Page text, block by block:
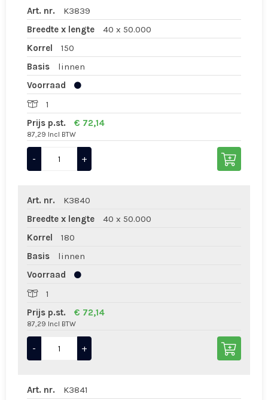
Art. nr.
K3839
Breedte x lengte
40 x 50.000
Korrel
150
Basis
linnen
Voorraad
1
Prijs p.st.
€ 72,14
87,29 Incl BTW
- +
Art. nr.
K3840
Breedte x lengte
40 x 50.000
Korrel
180
Basis
linnen
Voorraad
1
Prijs p.st.
€ 72,14
87,29 Incl BTW
- +
Art. nr.
K3841